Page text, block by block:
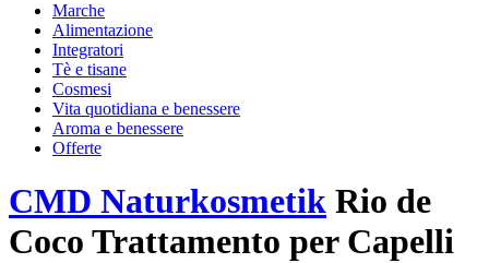
Marche
Alimentazione
Integratori
Tè e tisane
Cosmesi
Vita quotidiana e benessere
Aroma e benessere
Offerte
CMD Naturkosmetik Rio de
Coco Trattamento per Capelli